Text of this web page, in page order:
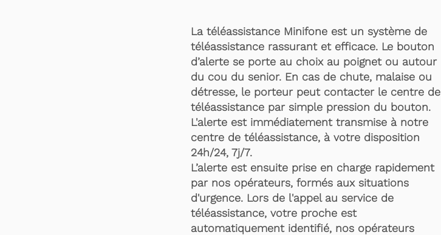
La téléassistance Minifone est un système de
téléassistance rassurant et efficace. Le bouton
d’alerte se porte au choix au poignet ou autour
du cou du senior. En cas de chute, malaise ou
détresse, le porteur peut contacter le centre de
téléassistance par simple pression du bouton.
L'alerte est immédiatement transmise à notre
centre de téléassistance, à votre disposition
24h/24, 7j/7.
L’alerte est ensuite prise en charge rapidement
par nos opérateurs, formés aux situations
d'urgence. Lors de l'appel au service de
téléassistance, votre proche est
automatiquement identifié, nos opérateurs